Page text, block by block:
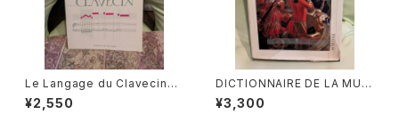
Le Langage du Clavecin
【著者：ANTOINE GEOFFROY
DECHAUME】出版社：EDITIO
¥2,550
DICTIONNAIRE DE LA MUSI
QUE Ⅰ :les mens et leurs
œuvres『音楽辞典：人物とその
¥3,300